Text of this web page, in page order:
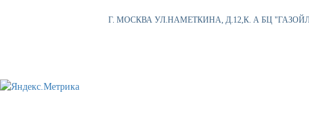
Г. МОСКВА УЛ.НАМЕТКИНА, Д.12,К. А БЦ